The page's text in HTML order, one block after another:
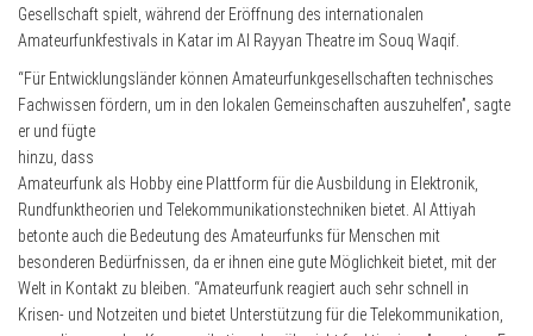
Gesellschaft spielt, während der Eröffnung des internationalen
Amateurfunkfestivals in Katar im Al Rayyan Theatre im Souq Waqif.
“Für Entwicklungsländer können Amateurfunkgesellschaften technisches
Fachwissen fördern, um in den lokalen Gemeinschaften auszuhelfen”, sagte
er und fügte
hinzu, dass
Amateurfunk als Hobby eine Plattform für die Ausbildung in Elektronik,
Rundfunktheorien und Telekommunikationstechniken bietet. Al Attiyah
betonte auch die Bedeutung des Amateurfunks für Menschen mit
besonderen Bedürfnissen, da er ihnen eine gute Möglichkeit bietet, mit der
Welt in Kontakt zu bleiben. “Amateurfunk reagiert auch sehr schnell in
Krisen- und Notzeiten und bietet Unterstützung für die Telekommunikation,